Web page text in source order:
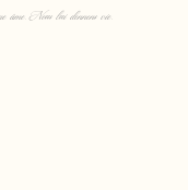
âme. Nous lui donnons vie.